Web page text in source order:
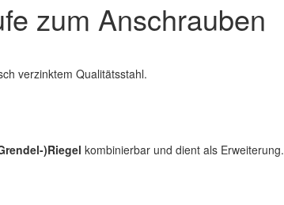
zum Anschrauben
verzinktem Qualitätsstahl.
)Riegel kombinierbar und dient als Erweiterung.